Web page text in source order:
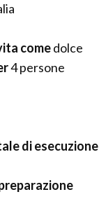
comedolce
4persone
di esecuzione